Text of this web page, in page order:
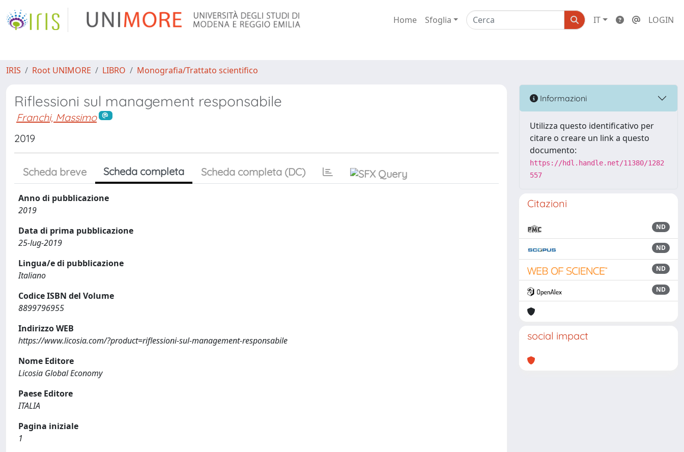
Home Sfoglia IT LOGIN
IRIS Root UNIMORE LIBRO Monografia/Trattato scientifico
Riflessioni sul management responsabile
Franchi, Massimo
2019
Scheda breve Scheda completa Scheda completa (DC)
Anno di pubblicazione
2019
Data di prima pubblicazione
25-lug-2019
Lingua/e di pubblicazione
Italiano
Codice ISBN del Volume
8899796955
Indirizzo WEB
https://www.licosia.com/?product=riflessioni-sul-management-responsabile
Nome Editore
Licosia Global Economy
Paese Editore
ITALIA
Pagina iniziale
1
Informazioni
Utilizza questo identificativo per
citare o creare un link a questo
documento:
https://hdl.handle.net/11380/1282
557
Citazioni
ND
ND
ND
ND
social impact